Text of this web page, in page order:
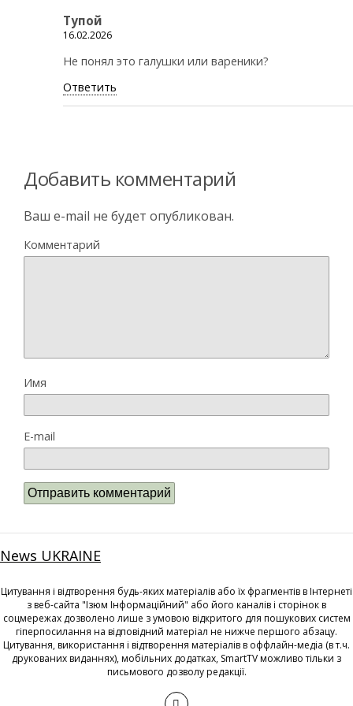
Тупой
16.02.2026
Не понял это галушки или вареники?
Ответить
Добавить комментарий
Ваш e-mail не будет опубликован.
Комментарий
Имя
E-mail
News UKRAINE
Цитування і відтворення будь-яких матеріалів або їх фрагментів в Інтернеті
з веб-сайта "Ізюм Інформаційний" або його каналів і сторінок в
соцмережах дозволено лише з умовою відкритого для пошукових систем
гіперпосилання на відповідний матеріал не нижче першого абзацу.
Цитування, використання і відтворення матеріалів в оффлайн-медіа (в т.ч.
друкованих виданнях), мобільних додатках, SmartTV можливо тільки з
письмового дозволу редакції.